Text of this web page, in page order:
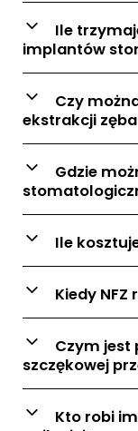
Ile
implantów
Czy
ekstrakcji
Gdzie
Ile
Kiedy
Czym jest
szczękowej
Kto robi